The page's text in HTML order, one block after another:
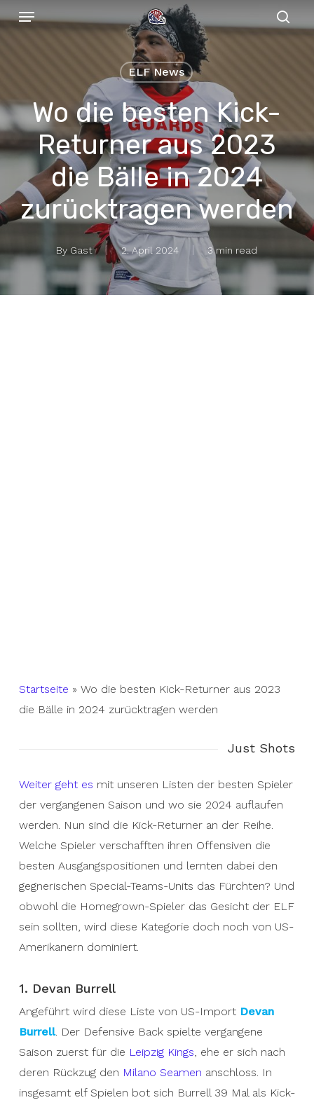
Skip
to
Menu
ELF News
Wo die besten Kick-
Returner aus 2023
die Bälle in 2024
zurücktragen werden
By Gast 2. April 2024 3 min read
Startseite » Wo die besten Kick-Returner aus 2023
die Bälle in 2024 zurücktragen werden
Just Shots
Weiter geht es mit unseren Listen der besten Spieler
der vergangenen Saison und wo sie 2024 auflaufen
werden. Nun sind die Kick-Returner an der Reihe.
Welche Spieler verschafften ihren Offensiven die
besten Ausgangspositionen und lernten dabei den
gegnerischen Special-Teams-Units das Fürchten? Und
obwohl die Homegrown-Spieler das Gesicht der ELF
sein sollten, wird diese Kategorie doch noch von US-
Amerikanern dominiert.
1. Devan Burrell
Angeführt wird diese Liste von US-Import Devan
Burrell. Der Defensive Back spielte vergangene
Saison zuerst für die Leipzig Kings, ehe er sich nach
deren Rückzug den Milano Seamen anschloss. In
insgesamt elf Spielen bot sich Burrell 39 Mal als Kick-